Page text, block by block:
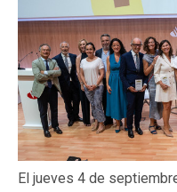
El jueves 4 de